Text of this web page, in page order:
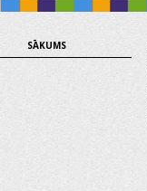
SĀKUMS